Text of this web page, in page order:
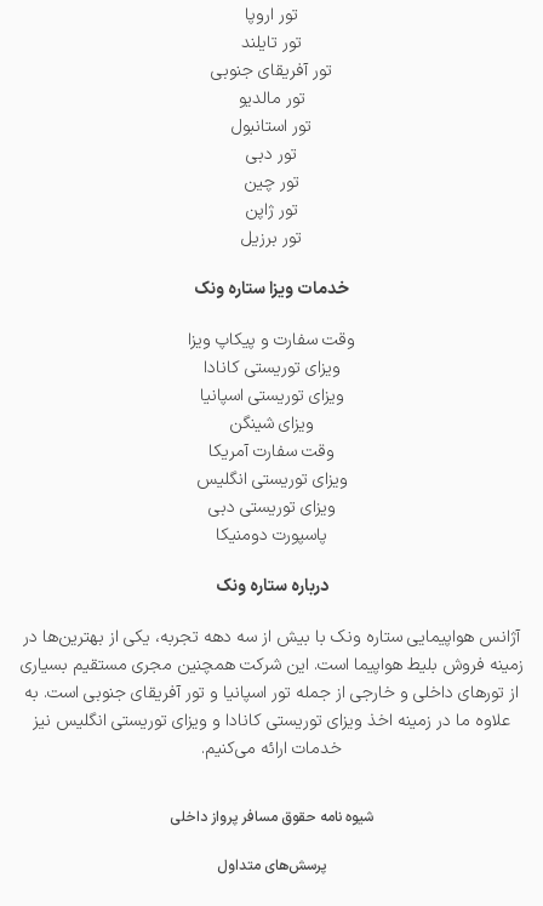
تور اروپا
تور تایلند
تور آفریقای جنوبی
تور مالدیو
تور استانبول
تور دبی
تور چین
تور ژاپن
تور برزیل
خدمات ویزا ستاره ونک
وقت سفارت و پیکاپ ویزا
ویزای توریستی کانادا
ویزای توریستی اسپانیا
ویزای شینگن
وقت سفارت آمریکا
ویزای توریستی انگلیس
ویزای توریستی دبی
پاسپورت دومنیکا
درباره ستاره ونک
آژانس هواپیمایی ستاره ونک با بیش از سه دهه تجربه، یکی از بهترین‌ها در
زمینه فروش بلیط هواپیما است. این شرکت همچنین مجری مستقیم بسیاری
از تورهای داخلی و خارجی از جمله تور اسپانیا و تور آفریقای جنوبی است. به
علاوه ما در زمینه اخذ ویزای توریستی کانادا و ویزای توریستی انگلیس نیز
خدمات ارائه می‌کنیم.
شیوه نامه حقوق مسافر پرواز داخلی
پرسش‌های متداول